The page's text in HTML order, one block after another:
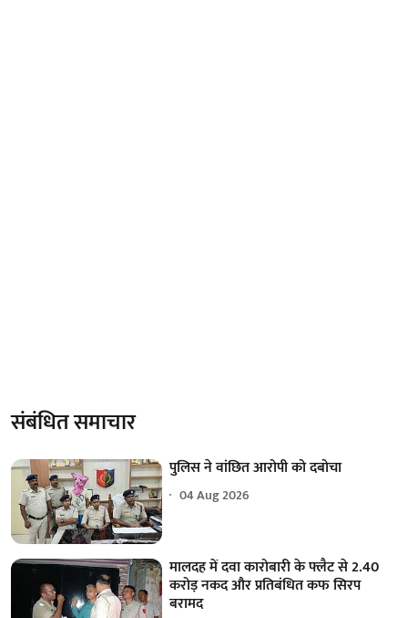
संबंधित समाचार
पुलिस ने वांछित आरोपी को दबोचा
04 Aug 2026
मालदह में दवा कारोबारी के फ्लैट से 2.40
करोड़ नकद और प्रतिबंधित कफ सिरप
बरामद